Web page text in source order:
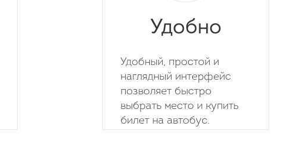
Удобно
Удобный, простой и
наглядный интерфейс
позволяет быстро
выбрать место и купить
билет на автобус.